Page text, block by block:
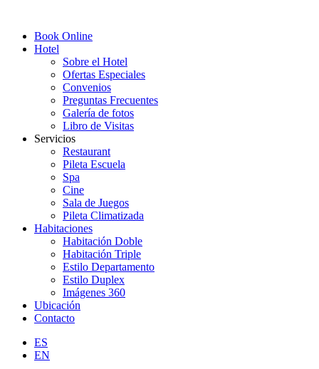
Book Online
Hotel
Sobre el Hotel
Ofertas Especiales
Convenios
Preguntas Frecuentes
Galería de fotos
Libro de Visitas
Servicios
Restaurant
Pileta Escuela
Spa
Cine
Sala de Juegos
Pileta Climatizada
Habitaciones
Habitación Doble
Habitación Triple
Estilo Departamento
Estilo Duplex
Imágenes 360
Ubicación
Contacto
ES
EN